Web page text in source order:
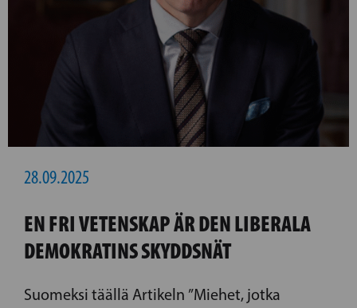
28.09.2025
EN FRI VETENSKAP ÄR DEN LIBERALA
DEMOKRATINS SKYDDSNÄT
Suomeksi täällä Artikeln ”Miehet, jotka